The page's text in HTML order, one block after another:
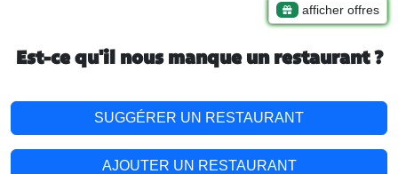
afficher offres
Est-ce qu'il nous manque un restaurant ?
SUGGÉRER UN RESTAURANT
AJOUTER UN RESTAURANT